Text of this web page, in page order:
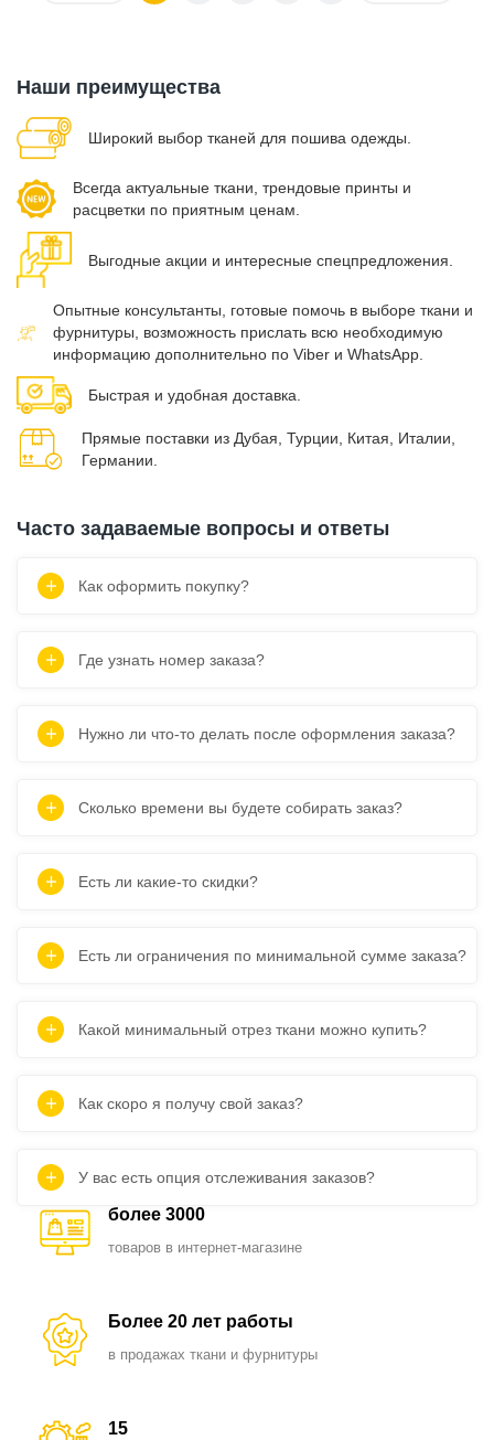
Наши преимущества
Широкий выбор тканей для пошива одежды.
Всегда актуальные ткани, трендовые принты и
расцветки по приятным ценам.
Выгодные акции и интересные спецпредложения.
Опытные консультанты, готовые помочь в выборе ткани и
фурнитуры, возможность прислать всю необходимую
информацию дополнительно по Viber и WhatsApp.
Быстрая и удобная доставка.
Прямые поставки из Дубая, Турции, Китая, Италии,
Германии.
Часто задаваемые вопросы и ответы
Как оформить покупку?
Где узнать номер заказа?
Нужно ли что-то делать после оформления заказа?
Сколько времени вы будете собирать заказ?
Есть ли какие-то скидки?
Есть ли ограничения по минимальной сумме заказа?
Какой минимальный отрез ткани можно купить?
Как скоро я получу свой заказ?
У вас есть опция отслеживания заказов?
более 3000
товаров в интернет-магазине
Более 20 лет работы
в продажах ткани и фурнитуры
15